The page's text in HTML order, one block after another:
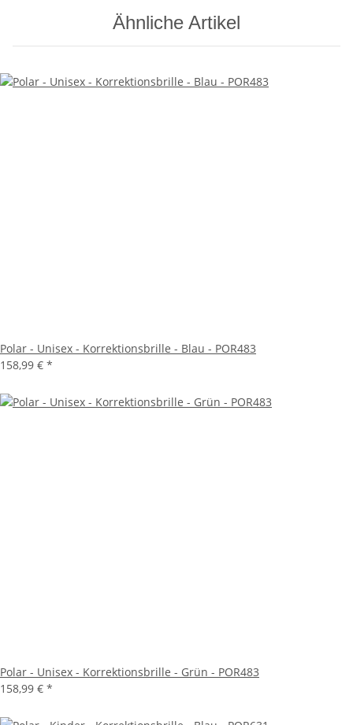
Ähnliche Artikel
Polar - Unisex - Korrektionsbrille - Blau - POR483
158,99 € *
Polar - Unisex - Korrektionsbrille - Grün - POR483
158,99 € *